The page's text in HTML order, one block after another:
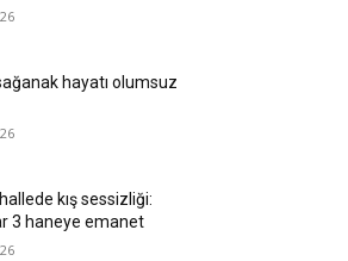
hayatı olumsuz
kış sessizliği:
3 haneye emanet